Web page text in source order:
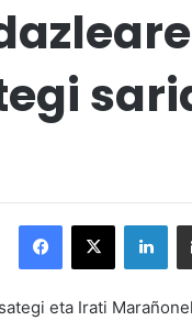
eta Irati